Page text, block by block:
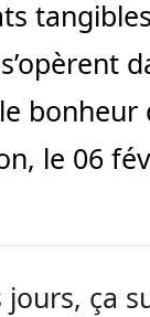
bonheur
, le 06
jours, ça